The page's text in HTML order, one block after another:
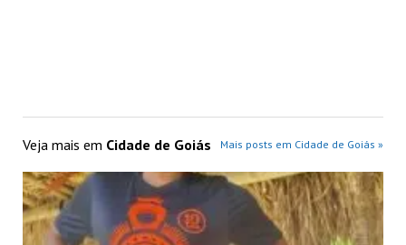
Veja mais em Cidade de Goiás Mais posts em Cidade de Goiás »